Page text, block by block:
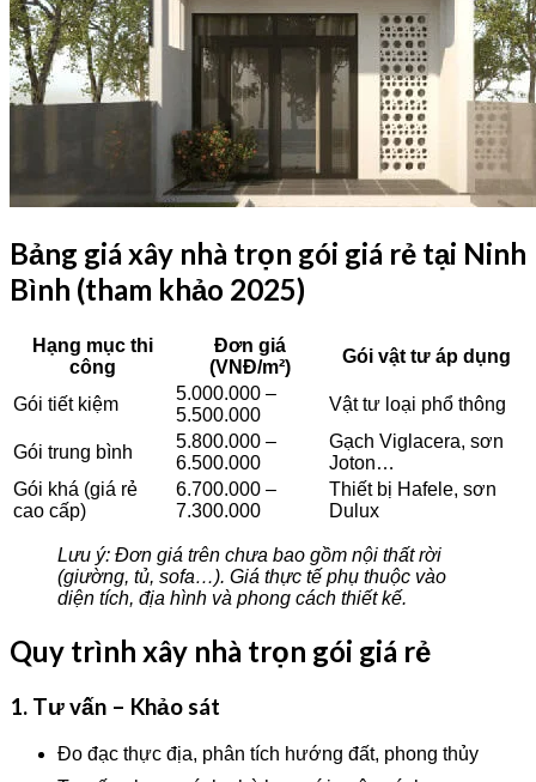
Bảng giá xây nhà trọn gói giá rẻ tại Ninh
Bình (tham khảo 2025)
Hạng mục thi
công
Đơn giá
(VNĐ/m²)
Gói vật tư áp dụng
Gói tiết kiệm
5.000.000 –
5.500.000
Vật tư loại phổ thông
Gói trung bình
5.800.000 –
6.500.000
Gạch Viglacera, sơn
Joton…
Gói khá (giá rẻ
cao cấp)
6.700.000 –
7.300.000
Thiết bị Hafele, sơn
Dulux
Lưu ý: Đơn giá trên chưa bao gồm nội thất rời
(giường, tủ, sofa…). Giá thực tế phụ thuộc vào
diện tích, địa hình và phong cách thiết kế.
Quy trình xây nhà trọn gói giá rẻ
1. Tư vấn – Khảo sát
Đo đạc thực địa, phân tích hướng đất, phong thủy